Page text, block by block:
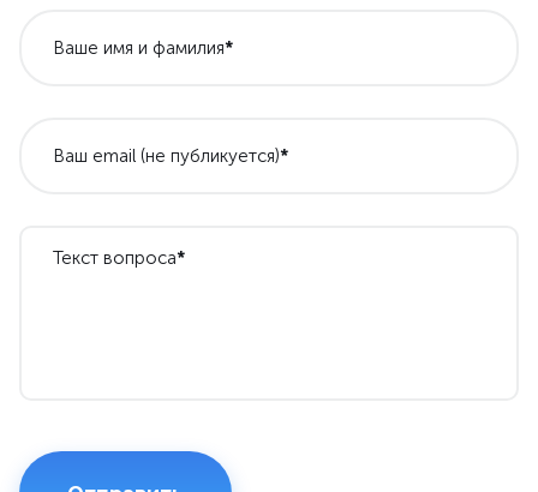
Ваше имя и фамилия*
Ваш email (не публикуется)*
Текст вопроса*